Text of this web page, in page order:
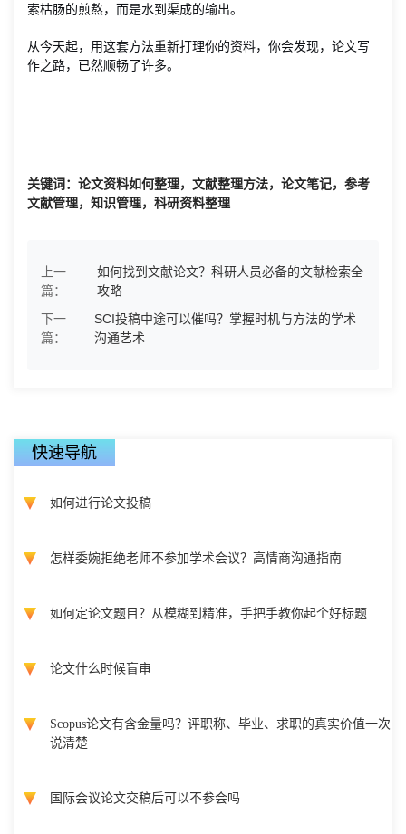
索枯肠的煎熬，而是水到渠成的输出。
从今天起，用这套方法重新打理你的资料，你会发现，论文写
作之路，已然顺畅了许多。
关键词：论文资料如何整理，文献整理方法，论文笔记，参考
文献管理，知识管理，科研资料整理
上一
篇：
如何找到文献论文？科研人员必备的文献检索全
攻略
下一
篇：
SCI投稿中途可以催吗？掌握时机与方法的学术
沟通艺术
快速导航
如何进行论文投稿
怎样委婉拒绝老师不参加学术会议？高情商沟通指南
如何定论文题目？从模糊到精准，手把手教你起个好标题
论文什么时候盲审
Scopus论文有含金量吗？评职称、毕业、求职的真实价值一次
说清楚
国际会议论文交稿后可以不参会吗